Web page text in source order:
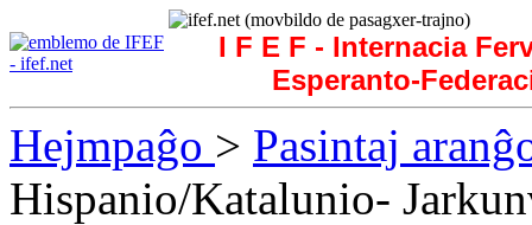
I F E F - Internacia
Esperanto-
Hejmpaĝo > Pasintaj
Hispanio/Katalunio-